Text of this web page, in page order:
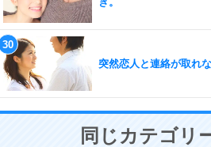
突然恋人と連絡が取れ
同じカテゴリ